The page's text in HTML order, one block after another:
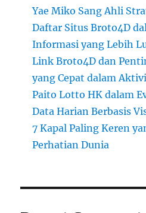
Yae Miko Sang Ahli
Daftar Situs Broto4D
Informasi yang Lebih
Link Broto4D dan
yang Cepat dalam
Paito Lotto HK dalam
Data Harian Berbasis
7 Kapal Paling Keren
Perhatian Dunia